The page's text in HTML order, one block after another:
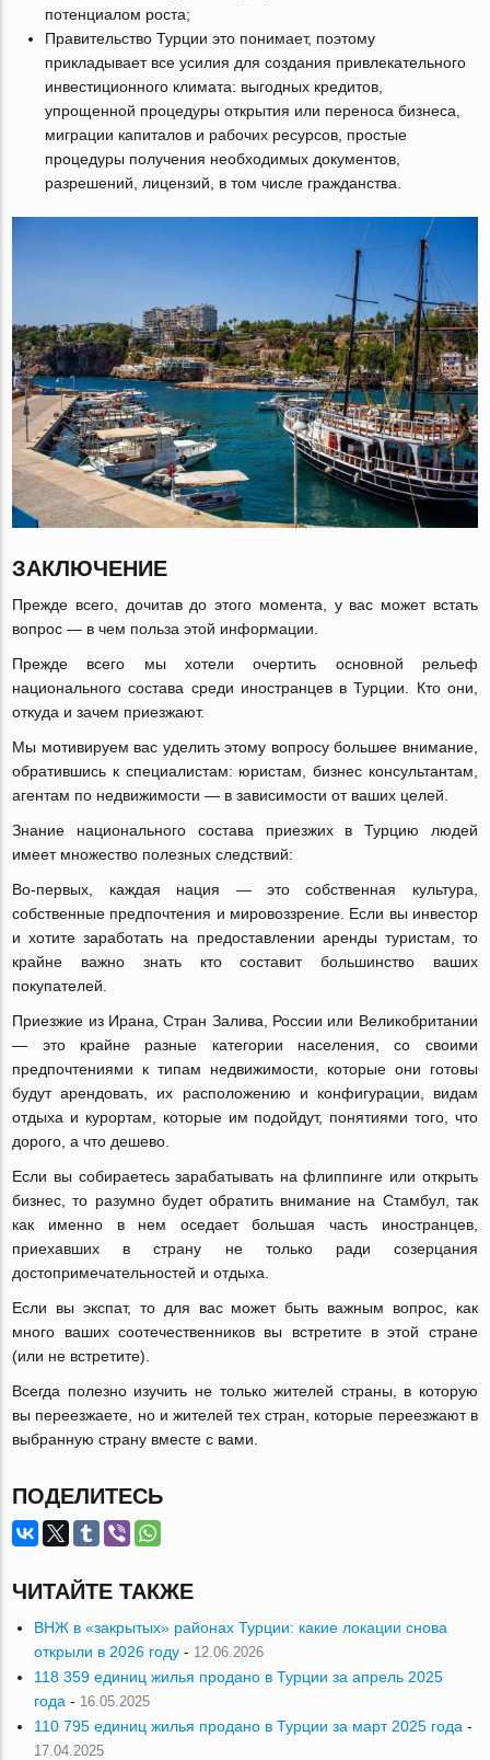
потенциалом роста;
Правительство Турции это понимает, поэтому
прикладывает все усилия для создания привлекательного
инвестиционного климата: выгодных кредитов,
упрощенной процедуры открытия или переноса бизнеса,
миграции капиталов и рабочих ресурсов, простые
процедуры получения необходимых документов,
разрешений, лицензий, в том числе гражданства.
ЗАКЛЮЧЕНИЕ
Прежде всего, дочитав до этого момента, у вас может встать
вопрос — в чем польза этой информации.
Прежде всего мы хотели очертить основной рельеф
национального состава среди иностранцев в Турции. Кто они,
откуда и зачем приезжают.
Мы мотивируем вас уделить этому вопросу большее внимание,
обратившись к специалистам: юристам, бизнес консультантам,
агентам по недвижимости — в зависимости от ваших целей.
Знание национального состава приезжих в Турцию людей
имеет множество полезных следствий:
Во-первых, каждая нация — это собственная культура,
собственные предпочтения и мировоззрение. Если вы инвестор
и хотите заработать на предоставлении аренды туристам, то
крайне важно знать кто составит большинство ваших
покупателей.
Приезжие из Ирана, Стран Залива, России или Великобритании
— это крайне разные категории населения, со своими
предпочтениями к типам недвижимости, которые они готовы
будут арендовать, их расположению и конфигурации, видам
отдыха и курортам, которые им подойдут, понятиями того, что
дорого, а что дешево.
Если вы собираетесь зарабатывать на флиппинге или открыть
бизнес, то разумно будет обратить внимание на Стамбул, так
как именно в нем оседает большая часть иностранцев,
приехавших в страну не только ради созерцания
достопримечательностей и отдыха.
Если вы экспат, то для вас может быть важным вопрос, как
много ваших соотечественников вы встретите в этой стране
(или не встретите).
Всегда полезно изучить не только жителей страны, в которую
вы переезжаете, но и жителей тех стран, которые переезжают в
выбранную страну вместе с вами.
ПОДЕЛИТЕСЬ
ЧИТАЙТЕ ТАКЖЕ
ВНЖ в «закрытых» районах Турции: какие локации снова
открыли в 2026 году - 12.06.2026
118 359 единиц жилья продано в Турции за апрель 2025
года - 16.05.2025
110 795 единиц жилья продано в Турции за март 2025 года -
17.04.2025